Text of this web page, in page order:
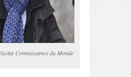
Connaissance du Monde